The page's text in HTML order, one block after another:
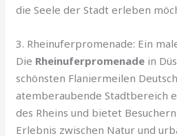
die Seele der Stadt erleben
3. Rheinuferpromenade: Ein
Die Rheinuferpromenade in
schönsten Flaniermeilen
atemberaubende Stadtbereich
des Rheins und bietet
Erlebnis zwischen Natur und